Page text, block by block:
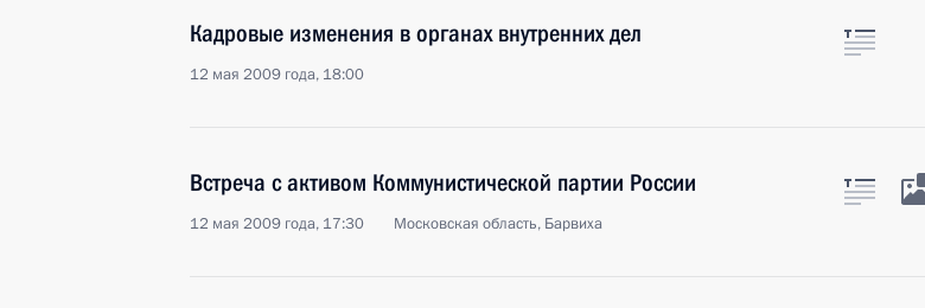
Кадровые изменения в органах внутренних дел
12 мая 2009 года, 18:00
Встреча с активом Коммунистической партии России
12 мая 2009 года, 17:30 Московская область, Барвиха